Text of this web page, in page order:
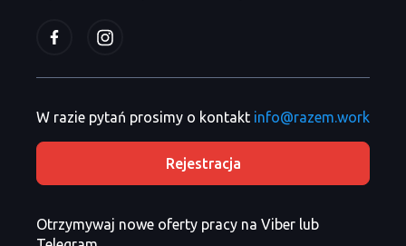
W razie pytań prosimy o kontakt info@razem.work
Rejestracja
Otrzymywaj nowe oferty pracy na Viber lub